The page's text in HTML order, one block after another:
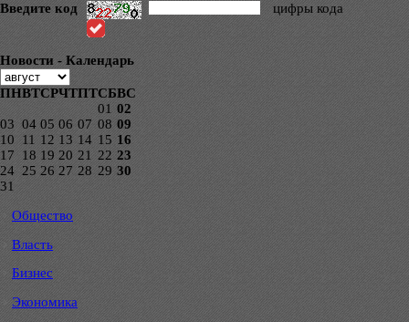
Введите код цифры кода
Новости - Календарь
ПНВТСРЧТПТСБВС
01 02
03 04 05 06 07 08 09
10
11 12 13 14 15 16
17
18 19 20 21 22 23
24 25 26 27 28 29 30
31
Общество
Власть
Бизнес
Экономика